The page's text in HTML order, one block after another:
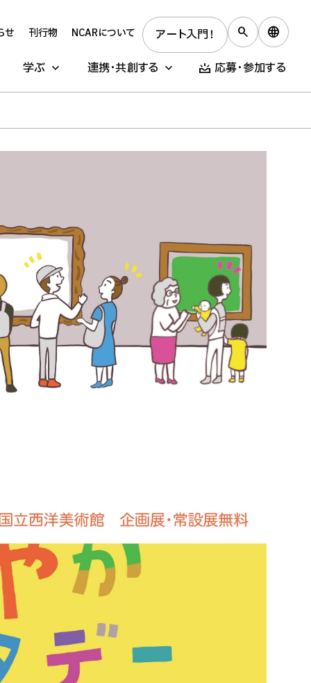
学ぶ 連携・共創する 応募・参加する
せ 刊行物 NCARについて アート入門！